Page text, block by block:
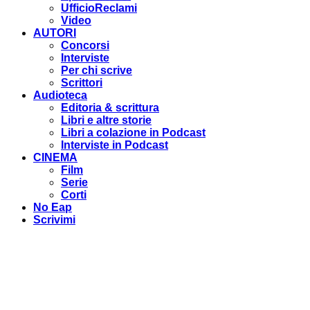
UfficioReclami
Video
AUTORI
Concorsi
Interviste
Per chi scrive
Scrittori
Audioteca
Editoria & scrittura
Libri e altre storie
Libri a colazione in Podcast
Interviste in Podcast
CINEMA
Film
Serie
Corti
No Eap
Scrivimi